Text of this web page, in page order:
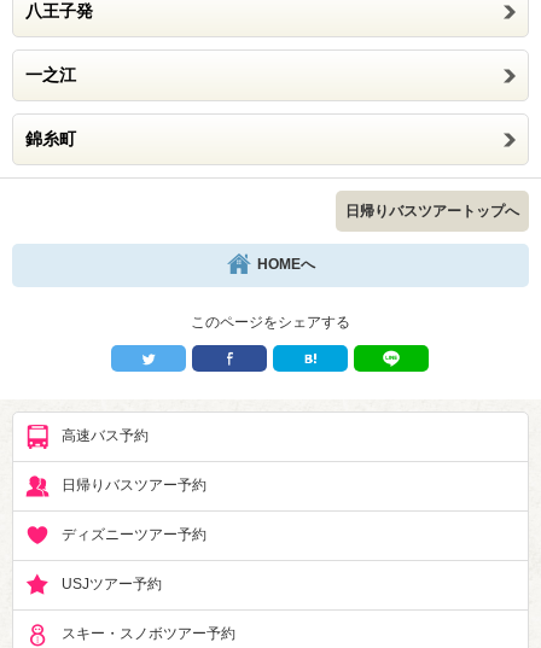
八王子発
一之江
錦糸町
日帰りバスツアートップへ
HOMEへ
このページをシェアする
高速バス予約
日帰りバスツアー予約
ディズニーツアー予約
USJツアー予約
スキー・スノボツアー予約